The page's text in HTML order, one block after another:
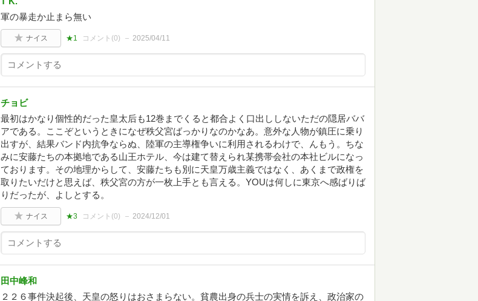
軍の暴走か止まら無い
ナイス ★1 コメント(0) 2025/04/11
チョビ
最初はかなり個性的だった皇太后も12巻までくると都合よく口出ししないただの隠居ババ
アである。ここぞというときになぜ秩父宮ばっかりなのかなあ。意外な人物が鎮圧に乗り
出すが、結果バンド内抗争ならぬ、陸軍の主導権争いに利用されるわけで、んもう。ちな
みに安藤たちの本拠地である山王ホテル、今は建て替えられ某携帯会社の本社ビルになっ
ております。その地理からして、安藤たちも別に天皇万歳主義ではなく、あくまで政権を
取りたいだけと思えば、秩父宮の方が一枚上手とも言える。YOUは何しに東京へ感ばりば
りだったが、よしとする。
ナイス ★3 コメント(0) 2024/12/01
田中峰和
２２６事件決起後、天皇の怒りはおさまらない。貧農出身の兵士の実情を訴え、政治家の